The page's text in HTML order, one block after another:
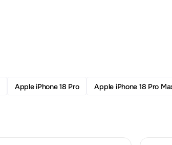
Apple iPhone 18 Pro Apple iPhone 18 Pro